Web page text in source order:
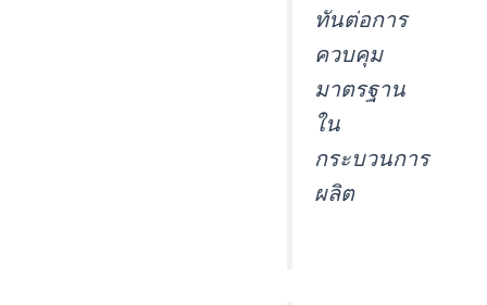
ทันต่อการ
ควบคุม
มาตรฐาน
ใน
กระบวนการ
ผลิต